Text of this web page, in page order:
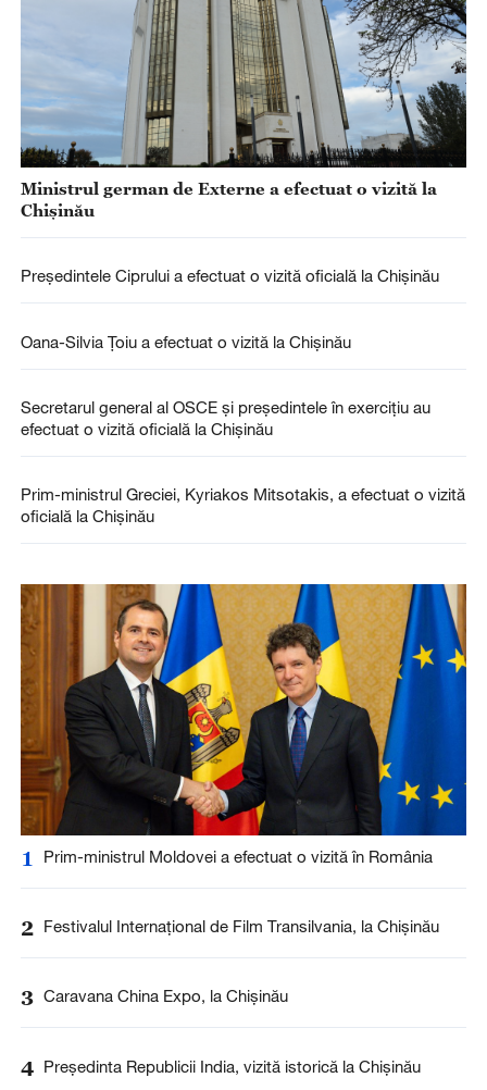
Ministrul german de Externe a efectuat o vizită la
Chișinău
Președintele Ciprului a efectuat o vizită oficială la Chișinău
Oana-Silvia Țoiu a efectuat o vizită la Chișinău
Secretarul general al OSCE și președintele în exercițiu au
efectuat o vizită oficială la Chișinău
Prim-ministrul Greciei, Kyriakos Mitsotakis, a efectuat o vizită
oficială la Chișinău
1 Prim-ministrul Moldovei a efectuat o vizită în România
2 Festivalul Internațional de Film Transilvania, la Chișinău
3 Caravana China Expo, la Chișinău
4 Președinta Republicii India, vizită istorică la Chișinău